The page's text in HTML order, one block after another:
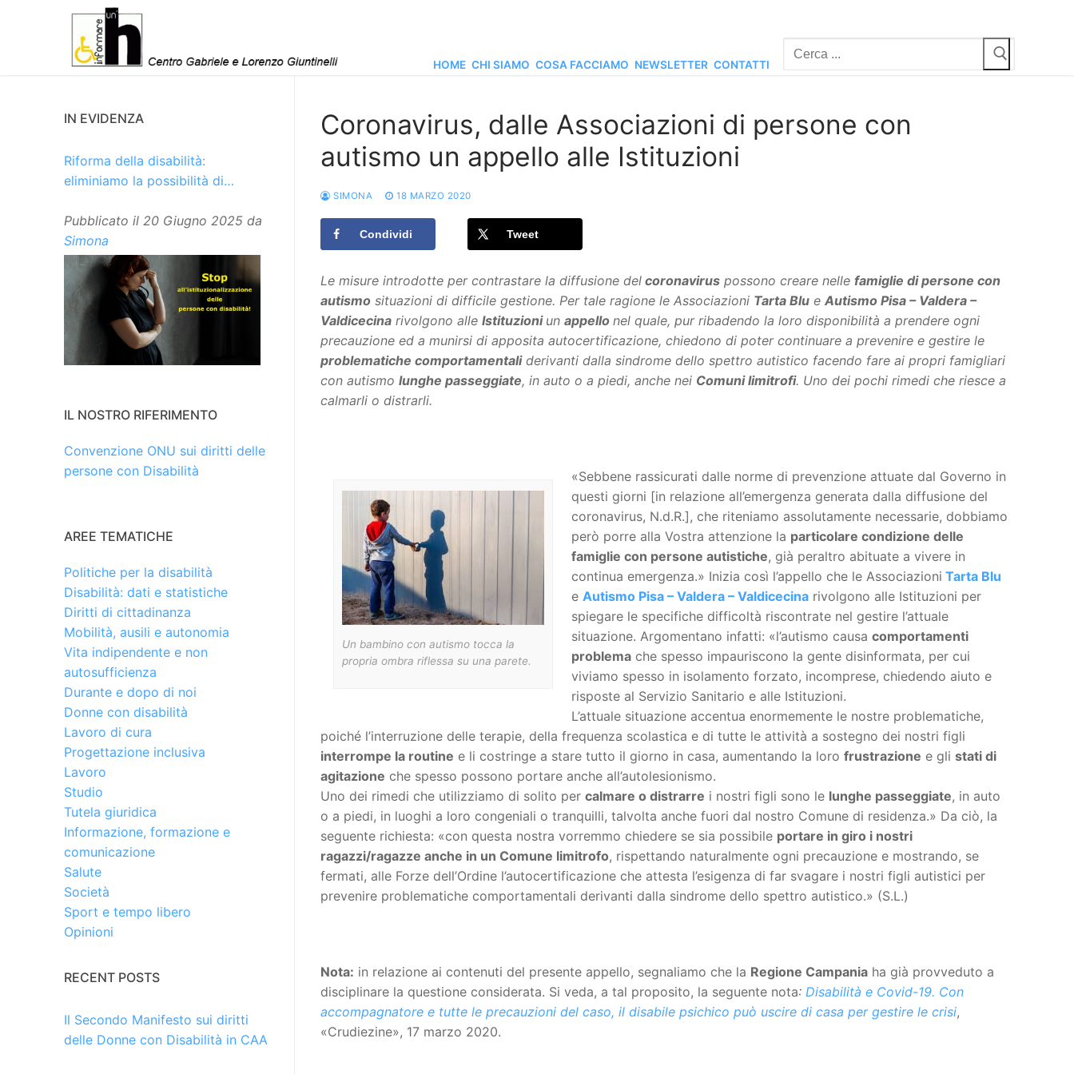
HOME CHI SIAMO COSA FACCIAMO NEWSLETTER CONTATTI
Cerca:
Coronavirus, dalle Associazioni di persone con
autismo un appello alle Istituzioni
SIMONA 18 MARZO 2020
Condividi Tweet
Le misure introdotte per contrastare la diffusione del coronavirus possono creare nelle famiglie di persone con
autismo situazioni di difficile gestione. Per tale ragione le Associazioni Tarta Blu e Autismo Pisa – Valdera –
Valdicecina rivolgono alle Istituzioni un appello nel quale, pur ribadendo la loro disponibilità a prendere ogni
precauzione ed a munirsi di apposita autocertificazione, chiedono di poter continuare a prevenire e gestire le
problematiche comportamentaliderivanti dalla sindrome dello spettro autistico facendo fare ai propri famigliari
con autismo lunghe passeggiate, in auto o a piedi, anche nei Comuni limitrofi. Uno dei pochi rimedi che riesce a
calmarli o distrarli.
Un bambino con autismo tocca la
propria ombra riflessa su una parete.
«Sebbene rassicurati dalle norme di prevenzione attuate dal Governo in
questi giorni [in relazione all’emergenza generata dalla diffusione del
coronavirus, N.d.R.], che riteniamo assolutamente necessarie, dobbiamo
però porre alla Vostra attenzione la particolare condizione delle
famiglie con persone autistiche, già peraltro abituate a vivere in
continua emergenza.» Inizia così l’appello che le Associazioni Tarta Blu
e Autismo Pisa – Valdera – Valdicecinarivolgono alle Istituzioni per
spiegare le specifiche difficoltà riscontrate nel gestire l’attuale
situazione. Argomentano infatti: «l’autismo causa comportamenti
problemache spesso impauriscono la gente disinformata, per cui
viviamo spesso in isolamento forzato, incomprese, chiedendo aiuto e
risposte al Servizio Sanitario e alle Istituzioni.
L’attuale situazione accentua enormemente le nostre problematiche,
poiché l’interruzione delle terapie, della frequenza scolastica e di tutte le attività a sostegno dei nostri figli
interrompe la routine e li costringe a stare tutto il giorno in casa, aumentando la loro frustrazione e gli stati di
agitazione che spesso possono portare anche all’autolesionismo.
Uno dei rimedi che utilizziamo di solito per calmare o distrarre i nostri figli sono le lunghe passeggiate, in auto
o a piedi, in luoghi a loro congeniali o tranquilli, talvolta anche fuori dal nostro Comune di residenza.» Da ciò, la
seguente richiesta: «con questa nostra vorremmo chiedere se sia possibile portare in giro i nostri
ragazzi/ragazze anche in un Comune limitrofo, rispettando naturalmente ogni precauzione e mostrando, se
fermati, alle Forze dell’Ordine l’autocertificazione che attesta l’esigenza di far svagare i nostri figli autistici per
prevenire problematiche comportamentali derivanti dalla sindrome dello spettro autistico.» (S.L.)
Nota: in relazione ai contenuti del presente appello, segnaliamo che la Regione Campania ha già provveduto a
disciplinare la questione considerata. Si veda, a tal proposito, la seguente nota: Disabilità e Covid-19. Con
accompagnatore e tutte le precauzioni del caso, il disabile psichico può uscire di casa per gestire le crisi,
«Crudiezine», 17 marzo 2020.
IN EVIDENZA
Riforma della disabilità:
eliminiamo la possibilità di
Pubblicato il 20 Giugno 2025 da
Simona
IL NOSTRO RIFERIMENTO
Convenzione ONU sui diritti delle
persone con Disabilità
AREE TEMATICHE
Politiche per la disabilità
Disabilità: dati e statistiche
Diritti di cittadinanza
Mobilità, ausili e autonomia
Vita indipendente e non
autosufficienza
Durante e dopo di noi
Donne con disabilità
Lavoro di cura
Progettazione inclusiva
Lavoro
Studio
Tutela giuridica
Informazione, formazione e
comunicazione
Salute
Società
Sport e tempo libero
Opinioni
RECENT POSTS
Il Secondo Manifesto sui diritti
delle Donne con Disabilità in CAA